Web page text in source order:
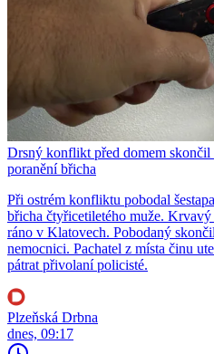
Drsný konflikt před domem
poranění břicha
Při ostrém konfliktu pobodal
břicha čtyřicetiletého muže.
ráno v Klatovech. Pobodaný
nemocnici. Pachatel z místa činu
pátrat přivolaní policisté.
Plzeňská Drbna
dnes, 09:17